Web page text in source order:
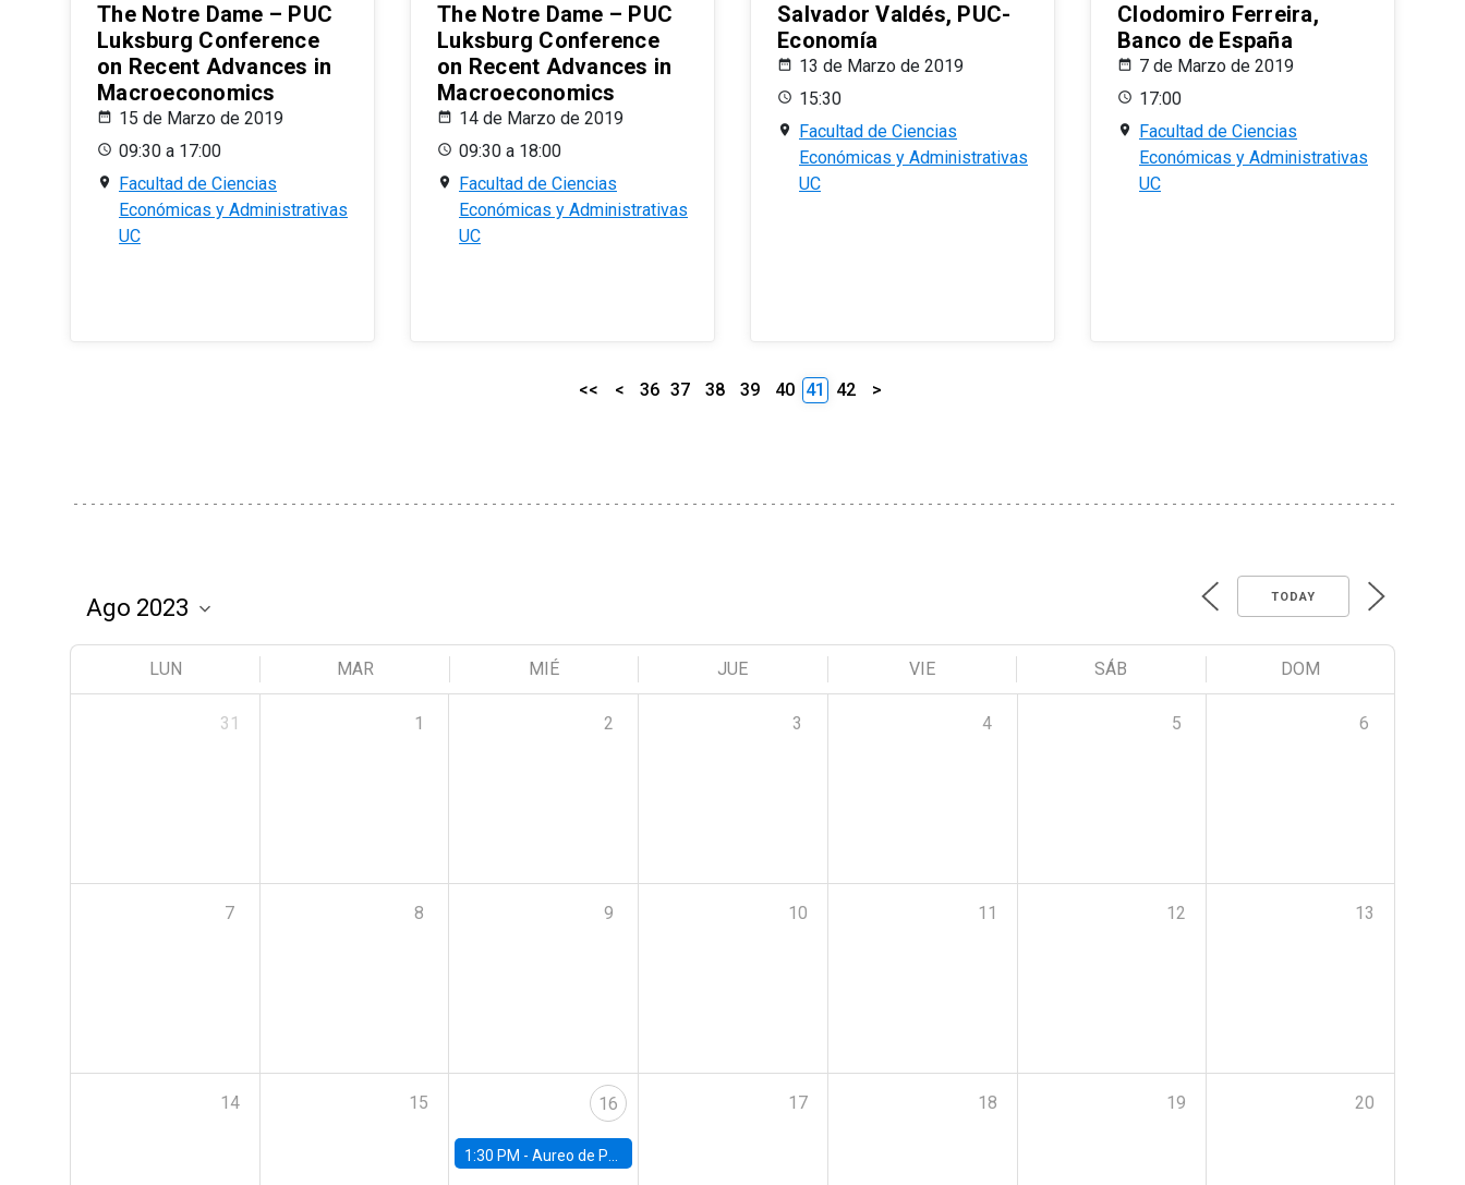
The Notre Dame – PUC
Luksburg Conference
on Recent Advances in
Macroeconomics
15 de Marzo de 2019
09:30 a 17:00
Facultad de Ciencias
Económicas y Administrativas
UC
The Notre Dame – PUC
Luksburg Conference
on Recent Advances in
Macroeconomics
14 de Marzo de 2019
09:30 a 18:00
Facultad de Ciencias
Económicas y Administrativas
UC
Salvador Valdés, PUC-
Economía
13 de Marzo de 2019
15:30
Facultad de Ciencias
Económicas y Administrativas
UC
Clodomiro Ferreira,
Banco de España
7 de Marzo de 2019
17:00
Facultad de Ciencias
Económicas y Administrativas
UC
<< < 36 37 38 39 40 41 42 >
TODAY
LUN MAR MIÉ JUE VIE SÁB DOM
31 1 2 3 4 5 6
7 8 9 10 11 12 13
14 15 16
1:30 PM -Aureo de Paula, UCL
17 18 19 20